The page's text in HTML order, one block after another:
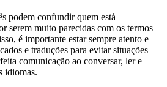
podem confundir quem está
serem muito parecidas com os termos
é importante estar sempre atento e
e traduções para evitar situações
comunicação ao conversar, ler e
idiomas.